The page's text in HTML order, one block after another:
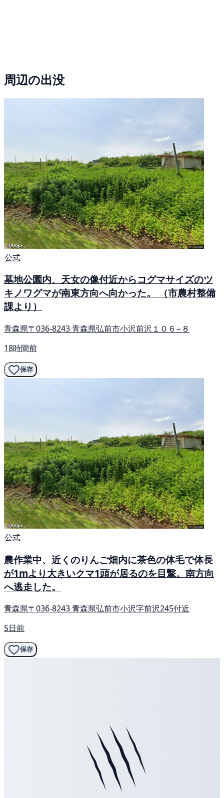
周辺の出没
公式
墓地公園内、天女の像付近からコグマサイズのツ
キノワグマが南東方向へ向かった。 （市農村整備
課より）
青森県〒036-8243 青森県弘前市小沢前沢１０６−８
18時間前
保存
公式
農作業中、近くのりんご畑内に茶色の体毛で体長
が1mより大きいクマ1頭が居るのを目撃。南方向
へ逃走した。
青森県〒036-8243 青森県弘前市小沢字前沢245付近
5日前
保存